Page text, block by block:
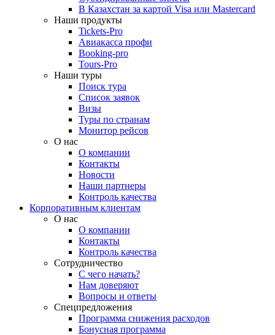
В Казахстан за картой Visa или Masterсard
Наши продукты
Tickets-Pro
Авиакасса профи
Booking-pro
Tours-Pro
Наши туры
Поиск тура
Список заявок
Визы
Туры по странам
Монитор рейсов
О нас
О компании
Контакты
Новости
Наши партнеры
Контроль качества
Корпоративным клиентам
О нас
О компании
Контакты
Контроль качества
Сотрудничество
С чего начать?
Нам доверяют
Вопросы и ответы
Спецпредложения
Программа снижения расходов
Бонусная программа